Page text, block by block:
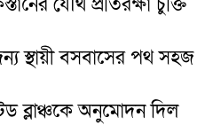
স্থায়ী বসবাসের পথ সহজ
ব্লাঞ্চকে অনুমোদন দিল